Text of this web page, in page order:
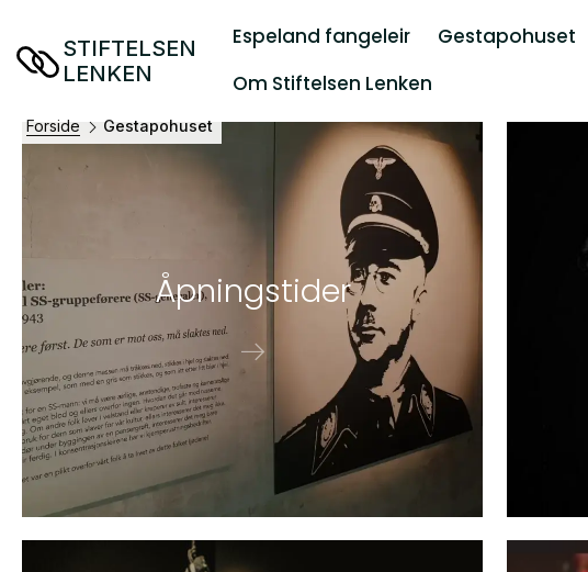
STIFTELSEN
LENKEN
Espeland fangeleir Gestapohuset
Om Stiftelsen Lenken
Forside Gestapohuset
Åp­nings­ti­der